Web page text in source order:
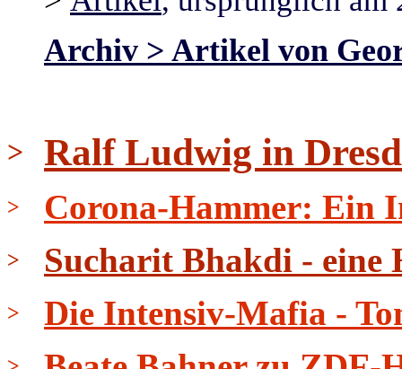
Archiv > Artikel von
> Ralf Ludwig in
> Corona-Hammer: Ein
> Sucharit Bhakdi - eine
> Die Intensiv-Mafia -